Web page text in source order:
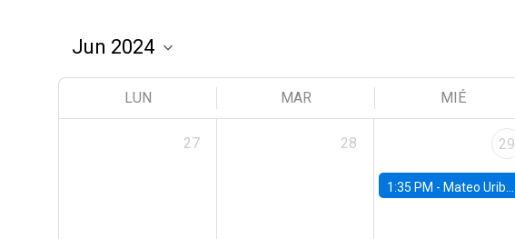
LUN MAR MIÉ
27 28 29
1:35 PM - Mateo Uribe-Castro, Universidad de los Andes (Colombia)